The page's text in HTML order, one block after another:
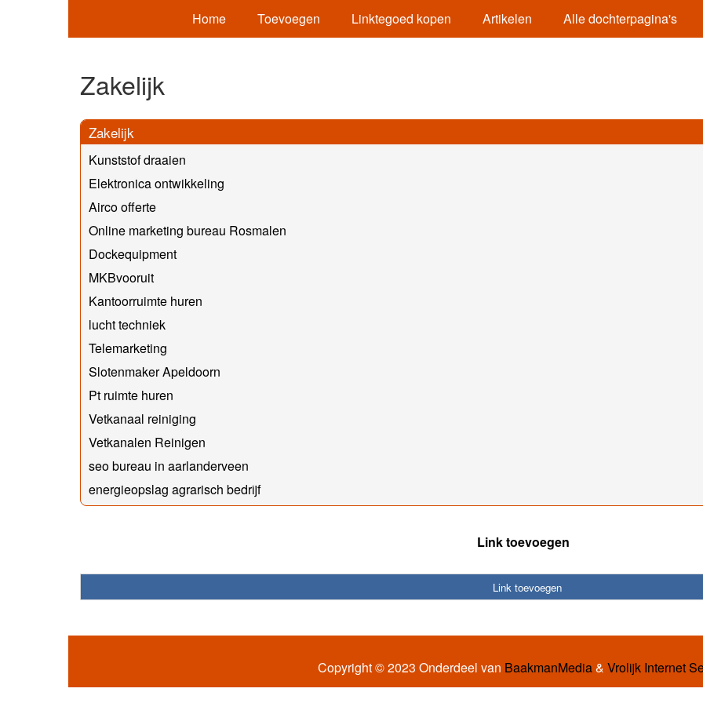
Home Toevoegen Linktegoed kopen Artikelen Alle dochterpagina's
Zakelijk
Zakelijk
Kunststof draaien
Elektronica ontwikkeling
Airco offerte
Online marketing bureau Rosmalen
Dockequipment
MKBvooruit
Kantoorruimte huren
lucht techniek
Telemarketing
Slotenmaker Apeldoorn
Pt ruimte huren
Vetkanaal reiniging
Vetkanalen Reinigen
seo bureau in aarlanderveen
energieopslag agrarisch bedrijf
Link toevoegen
Link toevoegen
Copyright © 2023 Onderdeel van BaakmanMedia& Vrolijk Internet